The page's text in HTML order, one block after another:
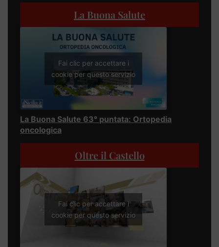
La Buona Salute
Fai clic per accettare i
cookie per questo servizio
La Buona Salute 63° puntata: Ortopedia
oncologica
Oltre il Castello
Fai clic per accettare i
cookie per questo servizio